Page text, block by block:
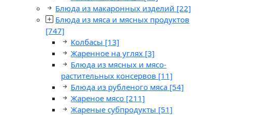
Блюда из макаронных изделий [22]
Блюда из мяса и мясных продуктов
[747]
Колбасы [13]
Жаренное на углях [3]
Блюда из мясных и мясо-
растительных консервов [11]
Блюда из рубленого мяса [54]
Жареное мясо [211]
Жареные субпродукты [51]